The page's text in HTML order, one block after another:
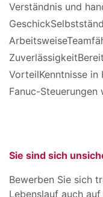
Verständnis und
VorteilKenntnisse in
Fanuc-Steuerungen
Sie sind sich
Bewerben Sie sich
Lebenslauf auch